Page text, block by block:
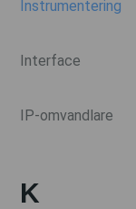
Instrumentering
Interface
IP-omvandlare
K